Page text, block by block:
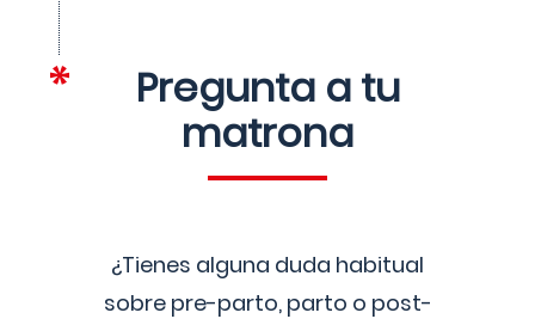
Pregunta a tu
matrona
¿Tienes alguna duda habitual
sobre pre-parto, parto o post-